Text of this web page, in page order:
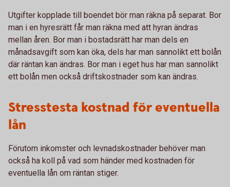
Utgifter kopplade till boendet bör man räkna på separat. Bor
man i en hyresrätt får man räkna med att hyran ändras
mellan åren. Bor man i bostadsrätt har man dels en
månadsavgift som kan öka, dels har man sannolikt ett bolån
där räntan kan ändras. Bor man i eget hus har man sannolikt
ett bolån men också driftskostnader som kan ändras.
Stresstesta kostnad för eventuella
lån
Förutom inkomster och levnadskostnader behöver man
också ha koll på vad som händer med kostnaden för
eventuella lån om räntan stiger.